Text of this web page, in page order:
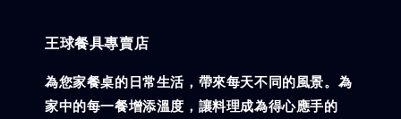
王球餐具專賣店
為您家餐桌的日常生活，帶來每天不同的風景。為
家中的每一餐增添溫度，讓料理成為得心應手的